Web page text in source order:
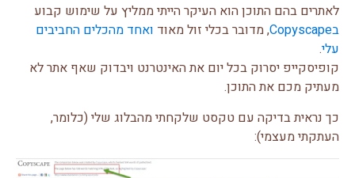
לאתרים בהם התוכן הוא העיקר הייתי ממליץ על שימוש קבוע
בCopyscape
, מדובר בכלי זול מאוד ואחד מהכלים החביבים
עלי.
קופיסקייפ יסרוק בכל יום את האינטרנט ויבדוק שאף אתר לא
מעתיק מכם את התוכן.
כך נראית בדיקה עם טקסט שלקחתי מהבלוג שלי (כלומר,
העתקתי מעצמי):